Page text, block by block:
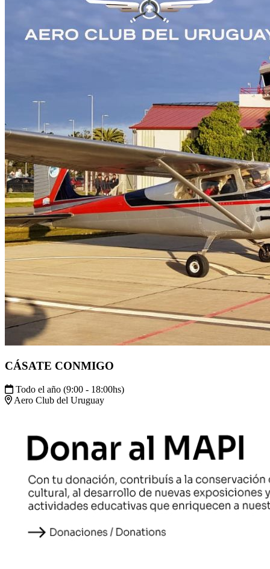
CÁSATE CONMIGO
Todo el año (9:00 - 18:00hs)
Aero Club del Uruguay